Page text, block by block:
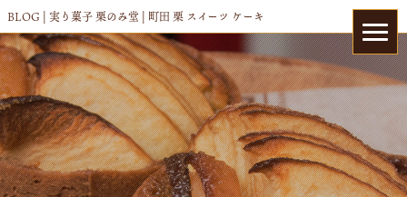
BLOG | 実り菓子 栗のみ堂 | 町田 栗 スイーツ ケーキ